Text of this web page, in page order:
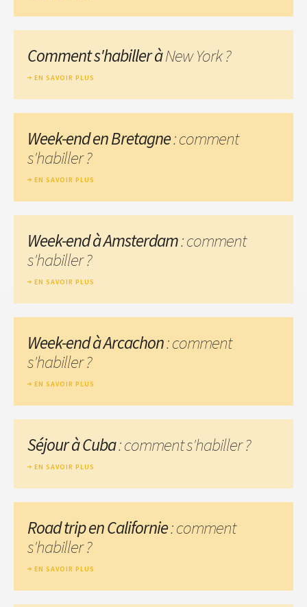
Comment s'habiller àNew York ?
EN SAVOIR PLUS
Week-end en Bretagne: comment
s'habiller ?
EN SAVOIR PLUS
Week-end à Amsterdam: comment
s'habiller ?
EN SAVOIR PLUS
Week-end à Arcachon: comment
s'habiller ?
EN SAVOIR PLUS
Séjour à Cuba: comment s'habiller ?
EN SAVOIR PLUS
Road trip en Californie: comment
s'habiller ?
EN SAVOIR PLUS